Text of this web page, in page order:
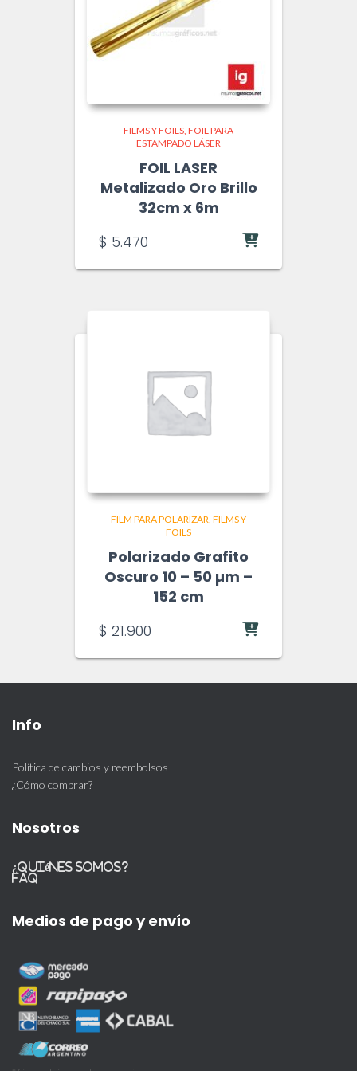
FILMS Y FOILS FOIL PARA
ESTAMPADO LÁSER
FOIL LASER
Metalizado Oro Brillo
32cm x 6m
$ 5.470
FILM PARA POLARIZAR FILMS Y
FOILS
Polarizado Grafito
Oscuro 10 – 50 µm –
152 cm
$ 21.900
Info
Política de cambios y reembolsos
¿Cómo comprar?
Nosotros
¿Quiénes somos?
FAQ
Medios de pago y envío